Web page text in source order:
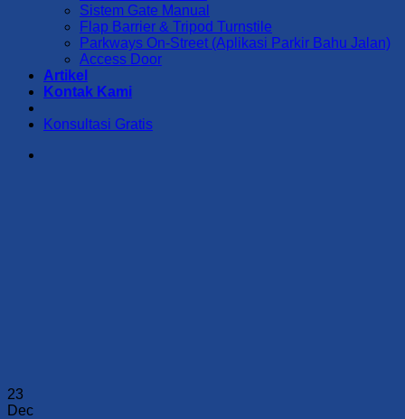
Sistem Gate Manual
Flap Barrier & Tripod Turnstile
Parkways On-Street (Aplikasi Parkir Bahu Jalan)
Access Door
Artikel
Kontak Kami
Konsultasi Gratis
23
Dec